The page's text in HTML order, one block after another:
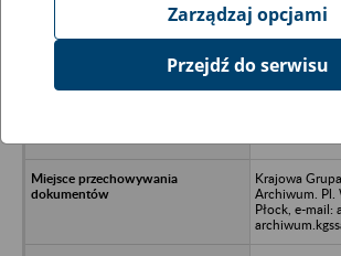
Ukryj wszystkie pozycje bazy
Fundacja
Krajowa
Archiwum. Pl.
Płock, e-mail:
Zarządzaj opcjami
Przejdź do serwisu